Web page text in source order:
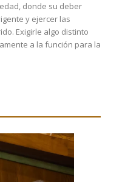
donde su deber
y ejercer las
Exigirle algo distinto
a la función para la